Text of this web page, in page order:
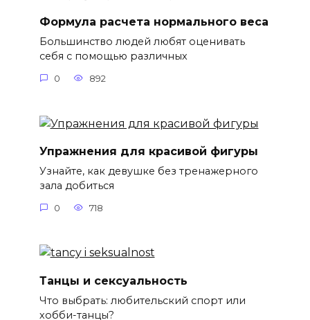
Формула расчета нормального веса
Большинство людей любят оценивать
себя с помощью различных
0 892
Упражнения для красивой фигуры
Узнайте, как девушке без тренажерного
зала добиться
0 718
Танцы и сексуальность
Что выбрать: любительский спорт или
хобби-танцы?